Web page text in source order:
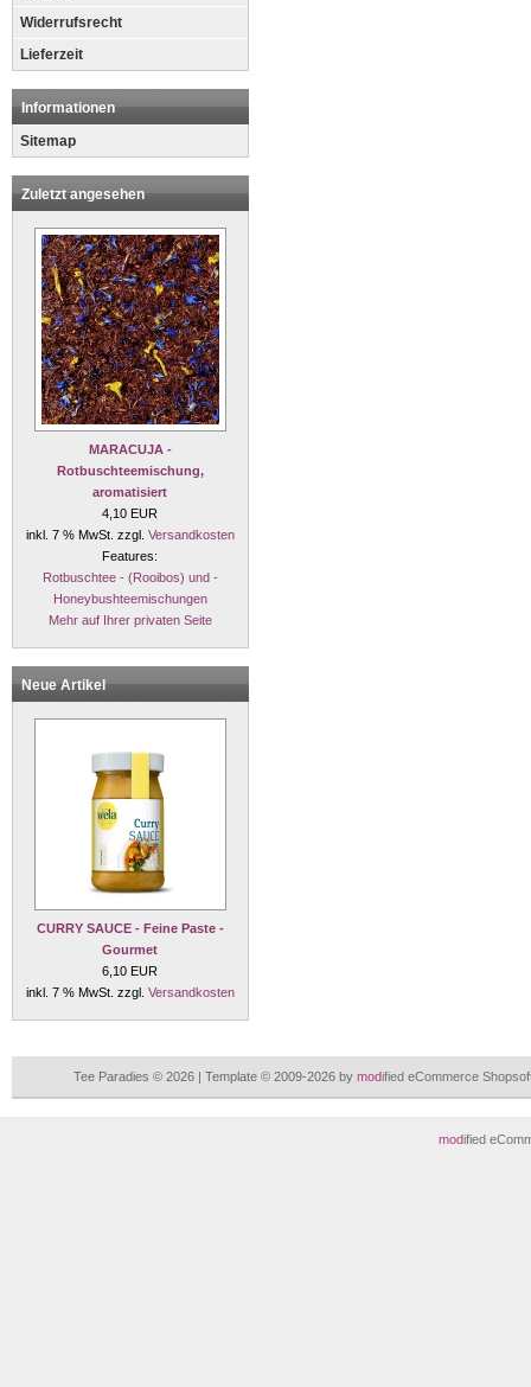
Widerrufsrecht
Lieferzeit
Informationen
Sitemap
Zuletzt angesehen
MARACUJA -
Rotbuschteemischung,
aromatisiert
4,10 EUR
inkl. 7 % MwSt. zzgl. Versandkosten
Features:
Rotbuschtee - (Rooibos) und -
Honeybushteemischungen
Mehr auf Ihrer privaten Seite
Neue Artikel
CURRY SAUCE - Feine Paste -
Gourmet
6,10 EUR
inkl. 7 % MwSt. zzgl. Versandkosten
Tee Paradies © 2026 | Template © 2009-2026 by modified eCommerce
modified